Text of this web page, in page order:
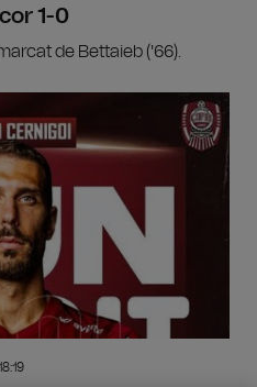
1-0
de Bettaieb ('66).